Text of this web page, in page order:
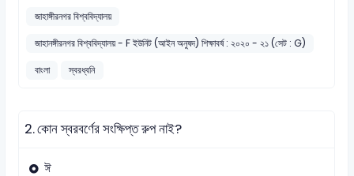
জাহাঙ্গীরনগর বিশ্ববিদ্যালয়
জাহানঙ্গীরনগর বিশ্ববিদ্যালয় - F ইউনিট (আইন অনুষদ) শিক্ষাবর্ষ : ২০২০ - ২১ (সেট : G)
বাংলা
স্বরধ্বনি
2.কোন স্বরবর্ণের সংক্ষিপ্ত রুপ নাই?
ঈ